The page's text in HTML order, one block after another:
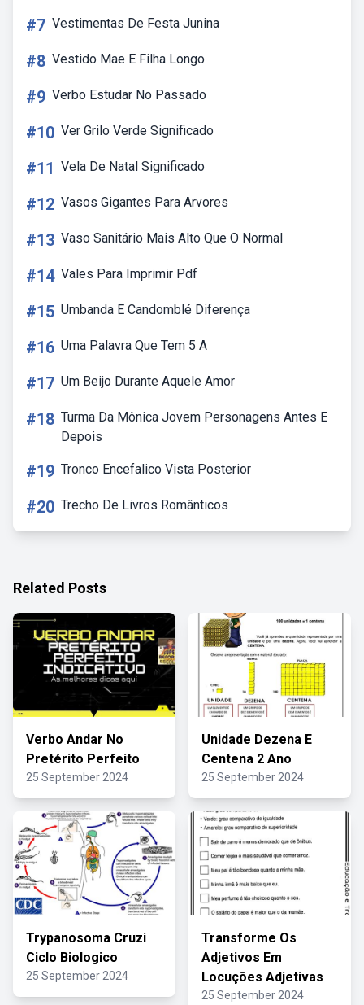
#7 Vestimentas De Festa Junina
#8 Vestido Mae E Filha Longo
#9 Verbo Estudar No Passado
#10 Ver Grilo Verde Significado
#11 Vela De Natal Significado
#12 Vasos Gigantes Para Arvores
#13 Vaso Sanitário Mais Alto Que O Normal
#14 Vales Para Imprimir Pdf
#15 Umbanda E Candomblé Diferença
#16 Uma Palavra Que Tem 5 A
#17 Um Beijo Durante Aquele Amor
#18 Turma Da Mônica Jovem Personagens Antes E
Depois
#19 Tronco Encefalico Vista Posterior
#20 Trecho De Livros Românticos
Related Posts
Verbo Andar No
Pretérito Perfeito
25 September 2024
Unidade Dezena E
Centena 2 Ano
25 September 2024
Trypanosoma Cruzi
Ciclo Biologico
25 September 2024
Transforme Os
Adjetivos Em
Locuções Adjetivas
25 September 2024